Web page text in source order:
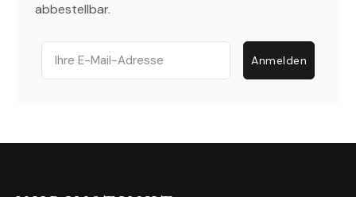
abbestellbar.
Email
Anmelden